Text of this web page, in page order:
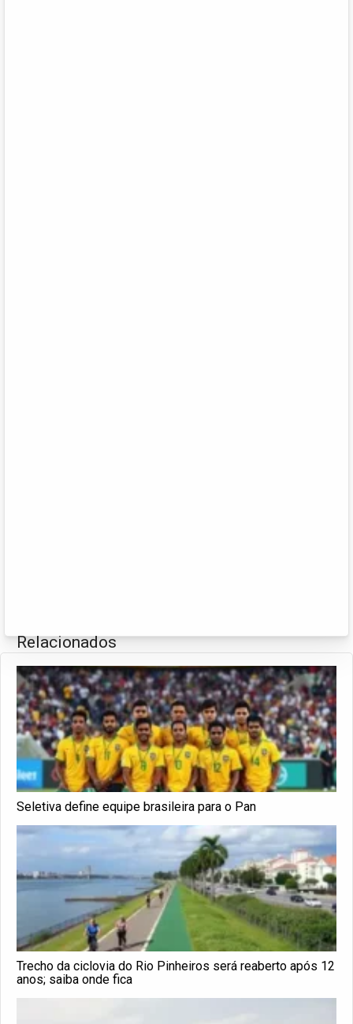
Relacionados
Seletiva define equipe brasileira para o Pan
Trecho da ciclovia do Rio Pinheiros será reaberto após 12
anos; saiba onde fica